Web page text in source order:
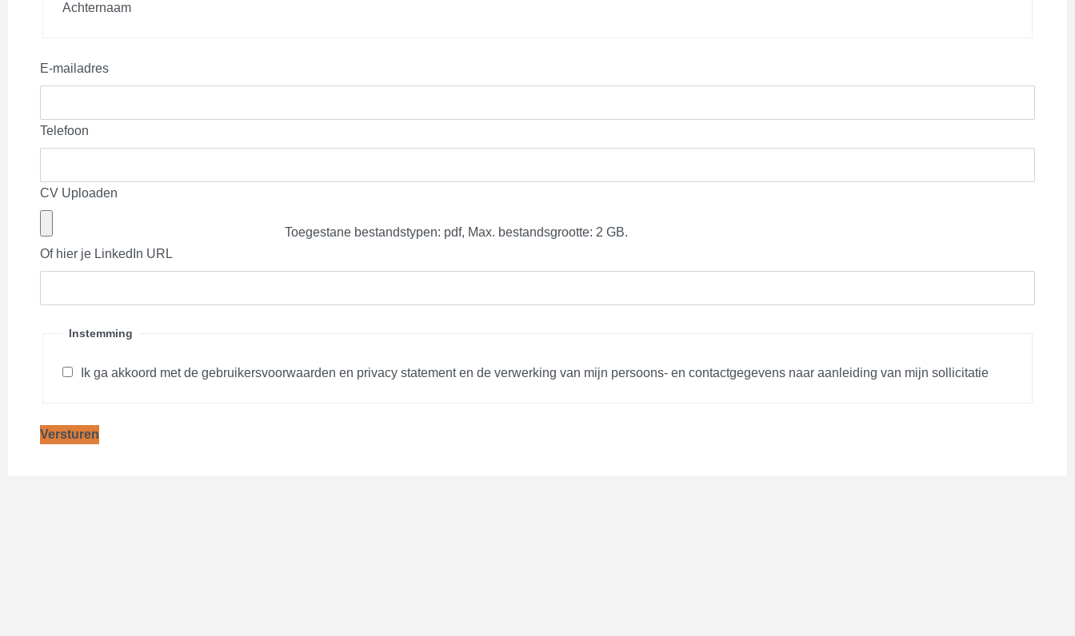
Achternaam
E-mailadres
Telefoon
CV Uploaden
Toegestane bestandstypen: pdf, Max. bestandsgrootte: 2 GB.
Of hier je LinkedIn URL
Instemming
Ik ga akkoord met de gebruikersvoorwaarden en privacy statement en de verwerking van mijn persoons- en contactgegevens naar aanleiding van mijn sollicitatie
Versturen